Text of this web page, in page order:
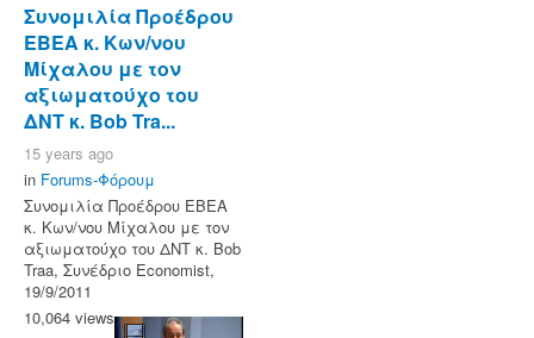
Συνομιλία Προέδρου
ΕΒΕΑ κ. Κων/νου
Μίχαλου με τον
αξιωματούχο του
ΔΝΤ κ. Bob Tra...
15 years ago
in Forums-Φόρουμ
Συνομιλία Προέδρου ΕΒΕΑ
κ. Κων/νου Μίχαλου με τον
αξιωματούχο του ΔΝΤ κ. Bob
Traa, Συνέδριο Economist,
19/9/2011
10,064 views